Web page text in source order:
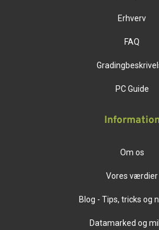
Erhverv
FAQ
PC Guide
Information
Om os
Vores værdier
Blog - Tips, tricks og
Datamarked og